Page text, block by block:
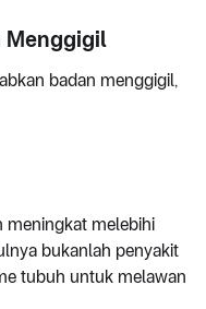
Menggigil
badan menggigil,
meningkat melebihi
bukanlah penyakit
tubuh untuk melawan